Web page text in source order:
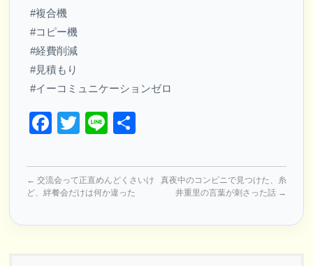
#複合機
#コピー機
#経費削減
#見積もり
#イーコミュニケーションゼロ
Facebook
Twitter
Line
← 交流会って正直めんどくさいけ
ど、絆餐会だけは何か違った
真夜中のコンビニで見つけた、糸
井重里の言葉が刺さった話 →